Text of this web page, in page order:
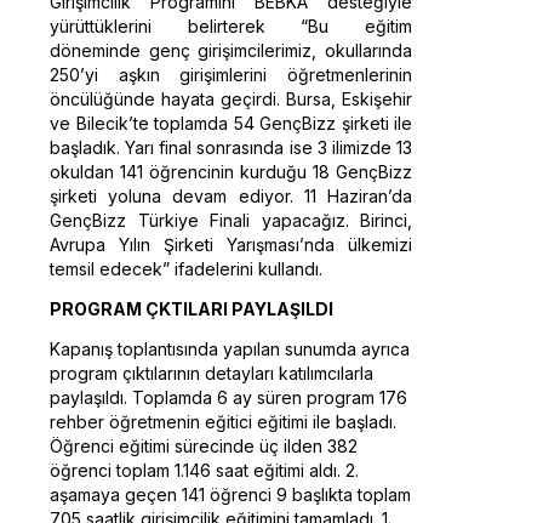
yürüttüklerini belirterek “Bu eğitim
döneminde genç girişimcilerimiz, okullarında
250’yi aşkın girişimlerini öğretmenlerinin
öncülüğünde hayata geçirdi. Bursa, Eskişehir
ve Bilecik’te toplamda 54 GençBizz şirketi ile
başladık. Yarı final sonrasında ise 3 ilimizde 13
okuldan 141 öğrencinin kurduğu 18 GençBizz
şirketi yoluna devam ediyor. 11 Haziran’da
GençBizz Türkiye Finali yapacağız. Birinci,
Avrupa Yılın Şirketi Yarışması’nda ülkemizi
temsil edecek” ifadelerini kullandı.
PROGRAM ÇKTILARI PAYLAŞILDI
Kapanış toplantısında yapılan sunumda ayrıca
program çıktılarının detayları katılımcılarla
paylaşıldı. Toplamda 6 ay süren program 176
rehber öğretmenin eğitici eğitimi ile başladı.
Öğrenci eğitimi sürecinde üç ilden 382
öğrenci toplam 1.146 saat eğitimi aldı. 2.
aşamaya geçen 141 öğrenci 9 başlıkta toplam